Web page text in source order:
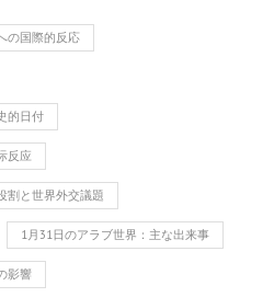
の国際的反応
的日付
反应
割と世界外交議題
1月31日のアラブ世界：主な出来事
影響